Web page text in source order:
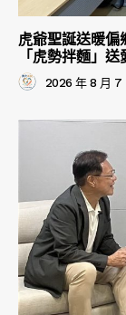
虎爺聖誕送暖偏
「虎勢拌麵」
2026 年 8 月 7